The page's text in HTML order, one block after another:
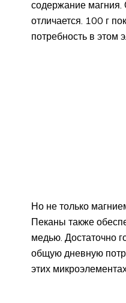
содержание
отличается. 100 г
потребность в этом
Но не только
Пеканы также
медью. Достаточно
общую дневную
этих